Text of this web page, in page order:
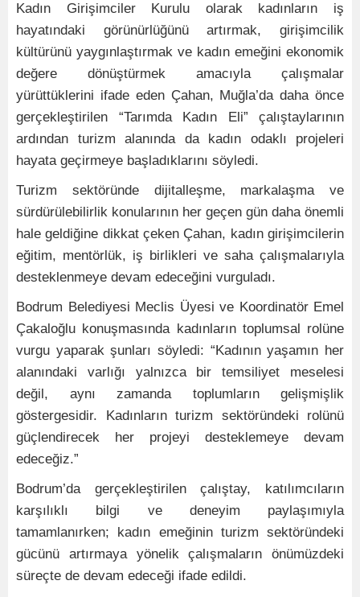
Kadın Girişimciler Kurulu olarak kadınların iş
hayatındaki görünürlüğünü artırmak, girişimcilik
kültürünü yaygınlaştırmak ve kadın emeğini ekonomik
değere dönüştürmek amacıyla çalışmalar
yürüttüklerini ifade eden Çahan, Muğla’da daha önce
gerçekleştirilen “Tarımda Kadın Eli” çalıştaylarının
ardından turizm alanında da kadın odaklı projeleri
hayata geçirmeye başladıklarını söyledi.
Turizm sektöründe dijitalleşme, markalaşma ve
sürdürülebilirlik konularının her geçen gün daha önemli
hale geldiğine dikkat çeken Çahan, kadın girişimcilerin
eğitim, mentörlük, iş birlikleri ve saha çalışmalarıyla
desteklenmeye devam edeceğini vurguladı.
Bodrum Belediyesi Meclis Üyesi ve Koordinatör Emel
Çakaloğlu konuşmasında kadınların toplumsal rolüne
vurgu yaparak şunları söyledi: “Kadının yaşamın her
alanındaki varlığı yalnızca bir temsiliyet meselesi
değil, aynı zamanda toplumların gelişmişlik
göstergesidir. Kadınların turizm sektöründeki rolünü
güçlendirecek her projeyi desteklemeye devam
edeceğiz.”
Bodrum’da gerçekleştirilen çalıştay, katılımcıların
karşılıklı bilgi ve deneyim paylaşımıyla
tamamlanırken; kadın emeğinin turizm sektöründeki
gücünü artırmaya yönelik çalışmaların önümüzdeki
süreçte de devam edeceği ifade edildi.